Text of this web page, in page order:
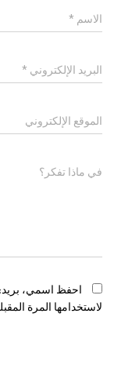
الاسم *
البريد الإلكتروني *
الموقع الإلكتروني
في ماذا تفكر؟
احفظ اسمي، بريدي
لاستخدامها المرة